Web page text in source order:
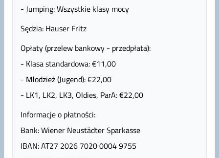
- Jumping: Wszystkie klasy mocy
Sędzia: Hauser Fritz
Opłaty (przelew bankowy - przedpłata):
- Klasa standardowa: €11,00
- Młodzież (Jugend): €22,00
- LK1, LK2, LK3, Oldies, ParA: €22,00
Informacje o płatności:
Bank: Wiener Neustädter Sparkasse
IBAN: AT27 2026 7020 0004 9755